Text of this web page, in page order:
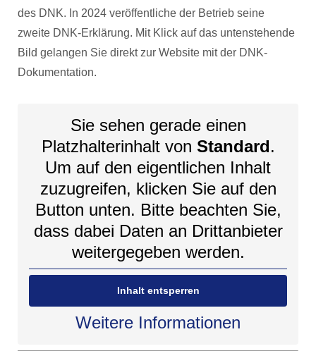
des DNK. In 2024 veröffentliche der Betrieb seine
zweite DNK-Erklärung. Mit Klick auf das untenstehende
Bild gelangen Sie direkt zur Website mit der DNK-
Dokumentation.
Sie sehen gerade einen
Platzhalterinhalt von Standard.
Um auf den eigentlichen Inhalt
zuzugreifen, klicken Sie auf den
Button unten. Bitte beachten Sie,
dass dabei Daten an Drittanbieter
weitergegeben werden.
Inhalt entsperren
Weitere Informationen